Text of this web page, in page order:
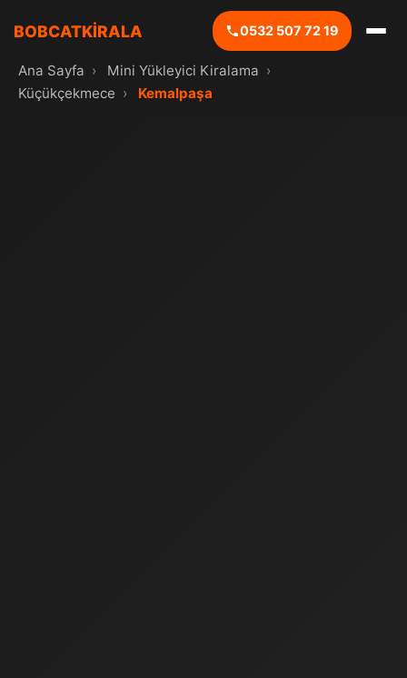
BOBCATKİRALA 0532 507 72 19
Ana Sayfa › Mini Yükleyici Kiralama ›
Küçükçekmece › Kemalpaşa